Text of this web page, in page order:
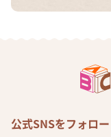
公式SNSをフォロー